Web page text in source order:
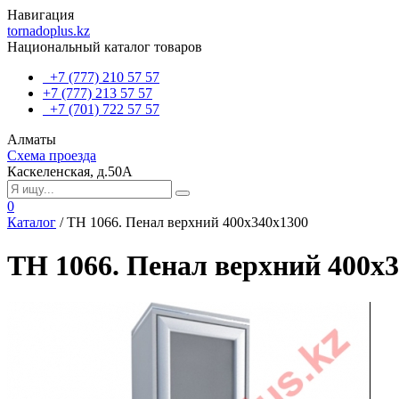
Навигация
tornadoplus.kz
Национальный каталог товаров
+7 (777) 210 57 57
+7 (777) 213 57 57
+7 (701) 722 57 57
Алматы
Схема проезда
Каскеленская, д.50А
0
Каталог /TH 1066. Пенал верхний 400х340х1300
TH 1066. Пенал верхний